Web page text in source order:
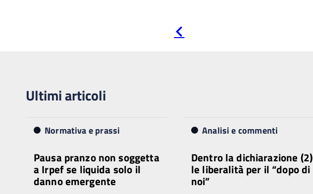
precedente
Ultimi articoli
Normativa e prassi
Pausa pranzo non soggetta
a Irpef se liquida solo il
danno emergente
Analisi e commenti
Dentro la dichiarazione (2)
le liberalità per il “dopo di
noi”